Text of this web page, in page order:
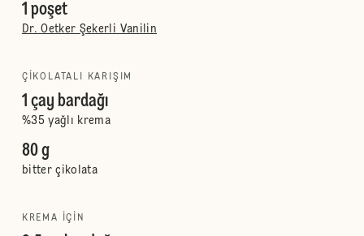
1 poşet
Dr. Oetker Şekerli Vanilin
ÇIKOLATALI KARIŞIM
1 çay bardağı
%35 yağlı krema
80 g
bitter çikolata
KREMA IÇIN